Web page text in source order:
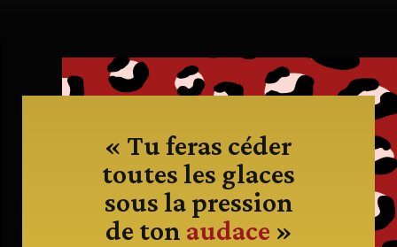
« Tu feras céder
toutes les glaces
sous la pression
de ton audace »